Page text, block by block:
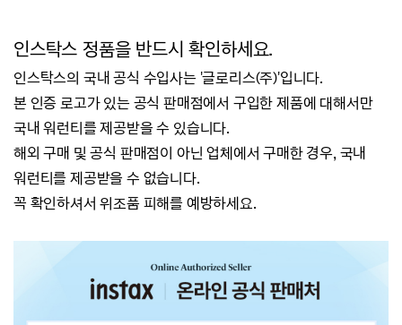
인스탁스 정품을 반드시 확인하세요.
인스탁스의 국내 공식 수입사는 '글로리스(주)'입니다.
본 인증 로고가 있는 공식 판매점에서 구입한 제품에 대해서만
국내 워런티를 제공받을 수 있습니다.
해외 구매 및 공식 판매점이 아닌 업체에서 구매한 경우, 국내
워런티를 제공받을 수 없습니다.
꼭 확인하셔서 위조품 피해를 예방하세요.